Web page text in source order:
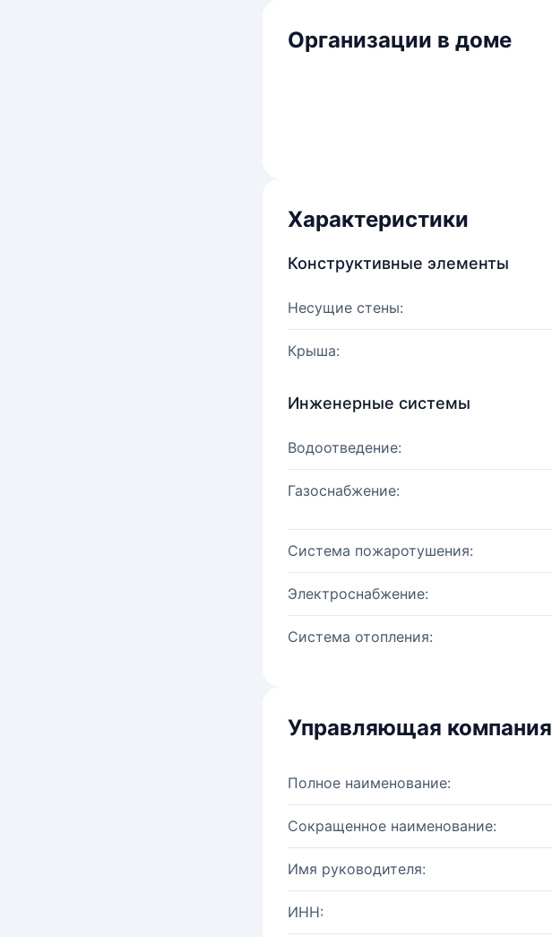
Организации в доме
Характеристики
Конструктивные элементы
Несущие стены:
Крыша:
Инженерные системы
Водоотведение:
Газоснабжение:
Система пожаротушения:
Электроснабжение:
Система отопления:
Управляющая компания
Полное наименование:
Сокращенное наименование:
Имя руководителя:
ИНН: